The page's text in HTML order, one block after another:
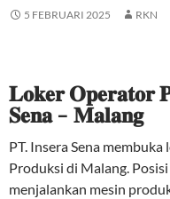
5 FEBRUARI 2025 RKN
𝐋𝐨𝐤𝐞𝐫 𝐎𝐩𝐞𝐫𝐚𝐭𝐨𝐫
𝐒𝐞𝐧𝐚 – 𝐌𝐚𝐥𝐚𝐧𝐠
PT. Insera Sena
Produksi di Malang.
menjalankan mesin